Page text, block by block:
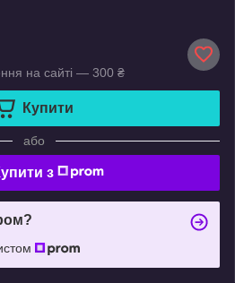
на сайті — 300 ₴
Купити
або
з